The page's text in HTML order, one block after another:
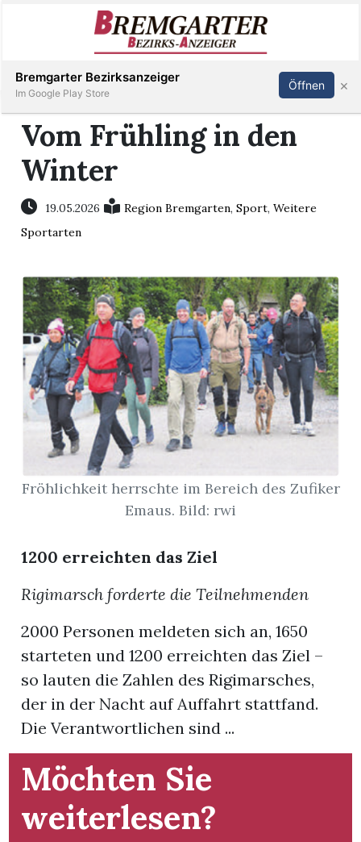
Immobilien
Veranstaltungen
E-
Paper
Newsletter
App
Inserieren Abonnieren Anmelden
Vom Frühling in den
Winter
19.05.2026 Region Bremgarten,Sport,Weitere
Sportarten
Fröhlichkeit herrschte im Bereich des Zufiker
Emaus. Bild: rwi
1200 erreichten das Ziel
Rigimarsch forderte die Teilnehmenden
2000 Personen meldeten sich an, 1650
starteten und 1200 erreichten das Ziel –
so lauten die Zahlen des Rigimarsches,
der in der Nacht auf Auffahrt stattfand.
Die Verantwortlichen sind ...
Möchten Sie
weiterlesen?
Bremgarter Bezirksanzeiger
Im Google Play Store
Öffnen ×